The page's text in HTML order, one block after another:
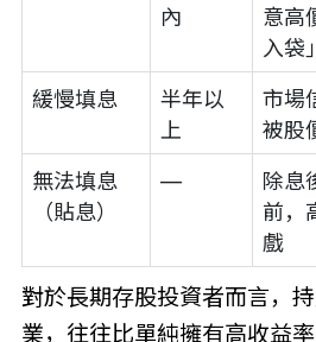
內
意高
入袋」
緩慢填息
半年以
上
市場
被股
無法填息
（貼息）
—
除息
前，
戲
對於長期存股投資者而言，
業，往往比單純擁有高收益